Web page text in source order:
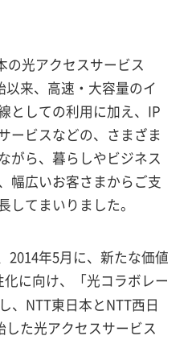
の光アクセスサービス
以来、高速・大容量のイ
としての利用に加え、IP
ービスなどの、さまざま
がら、暮らしやビジネス
幅広いお客さまからご支
してまいりました。
2014年5月に、新たな価値
に向け、「光コラボレー
、NTT東日本とNTT西日
た光アクセスサービス